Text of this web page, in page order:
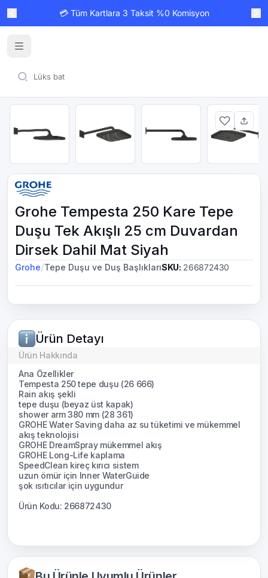
💳 Tüm Kartlara 3 Taksit %0 Komisyon
Grohe Tempesta 250 Kare Tepe
Duşu Tek Akışlı 25 cm Duvardan
Dirsek Dahil Mat Siyah
Grohe/Tepe Duşu ve Duş BaşlıklarıSKU: 266872430
Ürün Detayı
Ürün Hakkında
Ana Özellikler
Tempesta 250 tepe duşu (26 666)
Rain akış şekli
tepe duşu (beyaz üst kapak)
shower arm 380 mm (28 361)
GROHE Water Saving daha az su tüketimi ve mükemmel
akış teknolojisi
GROHE DreamSpray mükemmel akış
GROHE Long-Life kaplama
SpeedClean kireç kırıcı sistem
uzun ömür için Inner WaterGuide
şok ısıtıcılar için uygundur
Ürün Kodu: 266872430